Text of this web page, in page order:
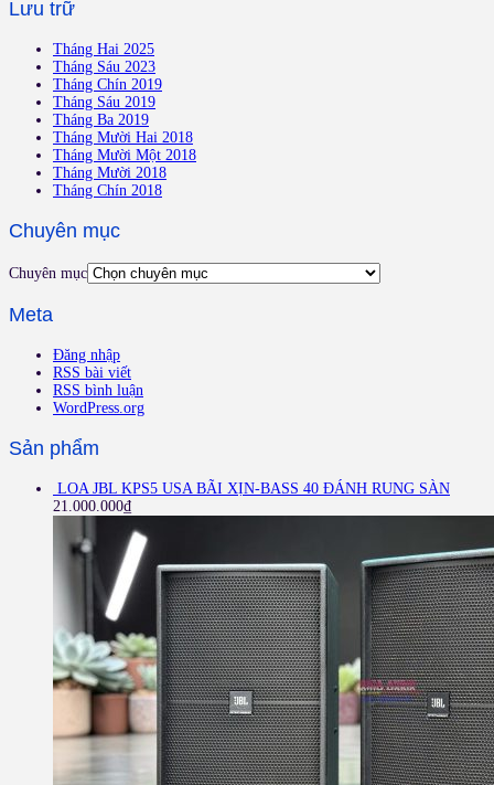
Lưu trữ
Tháng Hai 2025
Tháng Sáu 2023
Tháng Chín 2019
Tháng Sáu 2019
Tháng Ba 2019
Tháng Mười Hai 2018
Tháng Mười Một 2018
Tháng Mười 2018
Tháng Chín 2018
Chuyên mục
Chuyên mục
Meta
Đăng nhập
RSS bài viết
RSS bình luận
WordPress.org
Sản phẩm
LOA JBL KPS5 USA BÃI XỊN-BASS 40 ĐÁNH RUNG SÀN
21.000.000₫